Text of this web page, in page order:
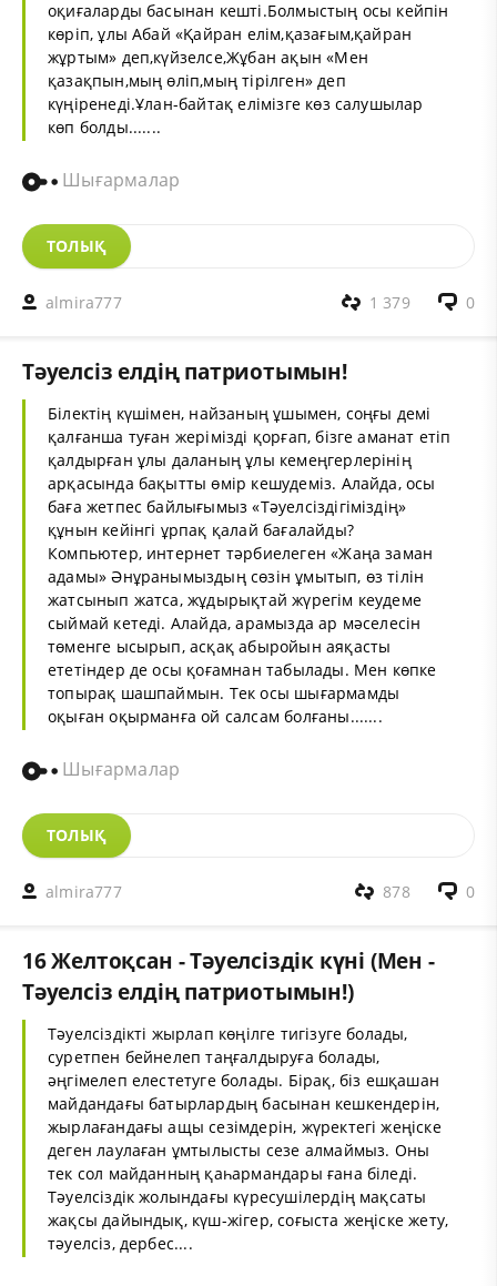
оқиғаларды басынан кешті.Болмыстың осы кейпін
көріп, ұлы Абай «Қайран елім,қазағым,қайран
жұртым» деп,күйзелсе,Жұбан ақын «Мен
қазақпын,мың өліп,мың тірілген» деп
күңіренеді.Ұлан-байтақ елімізге көз салушылар
көп болды.......
Шығармалар
ТОЛЫҚ
almira777 0
1 379
Тәуелсіз елдің патриотымын!
Білектің күшімен, найзаның ұшымен, соңғы демі
қалғанша туған жерімізді қорғап, бізге аманат етіп
қалдырған ұлы даланың ұлы кемеңгерлерінің
арқасында бақытты өмір кешудеміз. Алайда, осы
баға жетпес байлығымыз «Тәуелсіздігіміздің»
құнын кейінгі ұрпақ қалай бағалайды?
Компьютер, интернет тәрбиелеген «Жаңа заман
адамы» Әнұранымыздың сөзін ұмытып, өз тілін
жатсынып жатса, жұдырықтай жүрегім кеудеме
сыймай кетеді. Алайда, арамызда ар мәселесін
төменге ысырып, асқақ абыройын аяқасты
ететіндер де осы қоғамнан табылады. Мен көпке
топырақ шашпаймын. Тек осы шығармамды
оқыған оқырманға ой салсам болғаны.......
Шығармалар
ТОЛЫҚ
almira777 0
878
16 Желтоқсан - Тәуелсіздік күні (Мен -
Тәуелсіз елдің патриотымын!)
Тәуелсіздікті жырлап көңілге тигізуге болады,
суретпен бейнелеп таңғалдыруға болады,
әңгімелеп елестетуге болады. Бірақ, біз ешқашан
майдандағы батырлардың басынан кешкендерін,
жырлағандағы ащы сезімдерін, жүректегі жеңіске
деген лаулаған ұмтылысты сезе алмаймыз. Оны
тек сол майданның қаһармандары ғана біледі.
Тәуелсіздік жолындағы күресушілердің мақсаты
жақсы дайындық, күш-жігер, соғыста жеңіске жету,
тәуелсіз, дербес....